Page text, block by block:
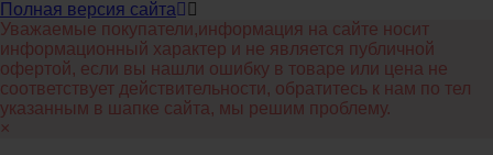
Полная версия сайта
Уважаемые покупатели,информация на сайте носит
информационный характер и не является публичной
офертой, если вы нашли ошибку в товаре или цена не
соответствует действительности, обратитесь к нам по тел
указанным в шапке сайта, мы решим проблему.
×